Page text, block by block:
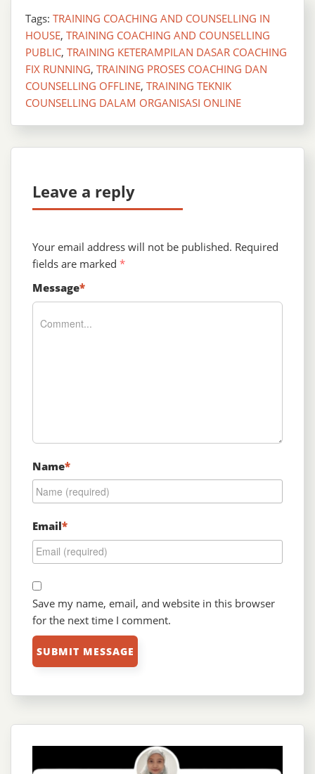
Tags: TRAINING COACHING AND COUNSELLING IN
HOUSE, TRAINING COACHING AND COUNSELLING
PUBLIC, TRAINING KETERAMPILAN DASAR COACHING
FIX RUNNING, TRAINING PROSES COACHING DAN
COUNSELLING OFFLINE, TRAINING TEKNIK
COUNSELLING DALAM ORGANISASI ONLINE
Leave a reply
Your email address will not be published. Required
fields are marked *
Message*
Name*
Email*
Save my name, email, and website in this browser
for the next time I comment.